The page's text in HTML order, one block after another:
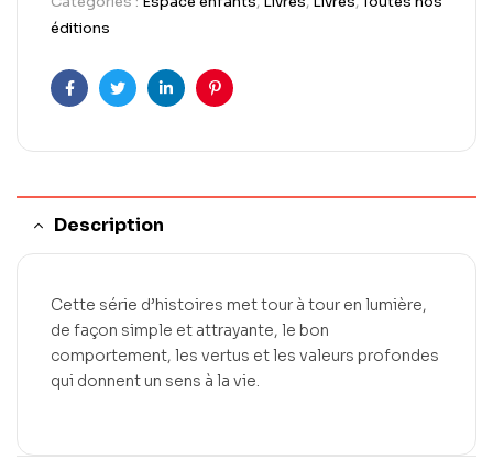
éditions
FacebookTwitterLinkedInPinterest
Description
Cette série d’histoires met tour à tour en lumière,
de façon simple et attrayante, le bon
comportement, les vertus et les valeurs profondes
qui donnent un sens à la vie.